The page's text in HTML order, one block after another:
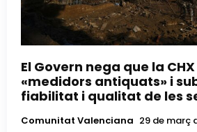
El Govern nega que la
«medidors antiquats» i
fiabilitat i qualitat de les
Comunitat Valenciana 29 de març